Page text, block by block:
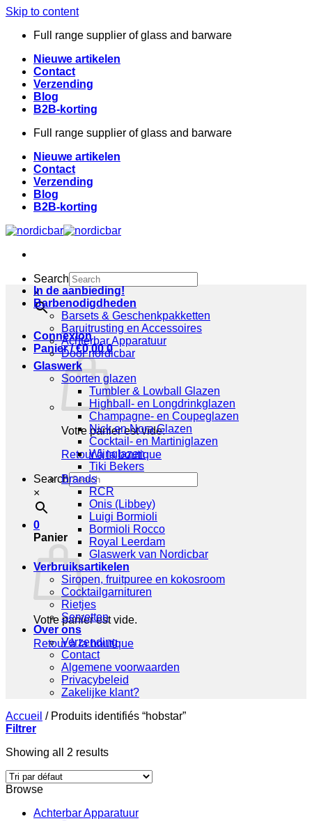
Skip to content
Full range supplier of glass and barware
Nieuwe artikelen
Contact
Verzending
Blog
B2B-korting
Full range supplier of glass and barware
Nieuwe artikelen
Contact
Verzending
Blog
B2B-korting
Search
×
Connexion
Panier /€0,00 0
Votre panier est vide.
Retour à la boutique
Search
×
0
Panier
Votre panier est vide.
Retour à la boutique
In de aanbieding!
Barbenodigdheden
Barsets & Geschenkpakketten
Baruitrusting en Accessoires
Achterbar Apparatuur
Door nordicbar
Glaswerk
Soorten glazen
Tumbler & Lowball Glazen
Highball- en Longdrinkglazen
Champagne- en Coupeglazen
Nick en Nora Glazen
Cocktail- en Martiniglazen
Wijnglazen
Tiki Bekers
Brands
RCR
Onis (Libbey)
Luigi Bormioli
Bormioli Rocco
Royal Leerdam
Glaswerk van Nordicbar
Verbruiksartikelen
Siropen, fruitpuree en kokosroom
Cocktailgarnituren
Rietjes
Servetten
Over ons
Verzending
Contact
Algemene voorwaarden
Privacybeleid
Zakelijke klant?
Accueil /Produits identifiés “hobstar”
Filtrer
Showing all 2 results
Browse
Achterbar Apparatuur